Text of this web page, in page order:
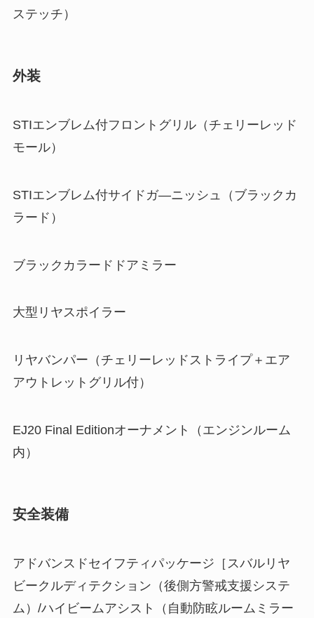
ステッチ）
外装
STIエンブレム付フロントグリル（チェリーレッド
モール）
STIエンブレム付サイドガ―ニッシュ（ブラックカ
ラード）
ブラックカラードドアミラー
大型リヤスポイラー
リヤバンパー（チェリーレッドストライプ＋エア
アウトレットグリル付）
EJ20 Final Editionオーナメント（エンジンルーム
内）
安全装備
アドバンスドセイフティパッケージ［スバルリヤ
ビークルディテクション（後側方警戒支援システ
ム）/ハイビームアシスト（自動防眩ルームミラー